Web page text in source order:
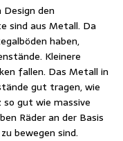
den
sind aus Metall. Da
haben,
Kleinere
fallen. Das Metall in
gut tragen, wie
so gut wie massive
Räder an der Basis
bewegen sind.